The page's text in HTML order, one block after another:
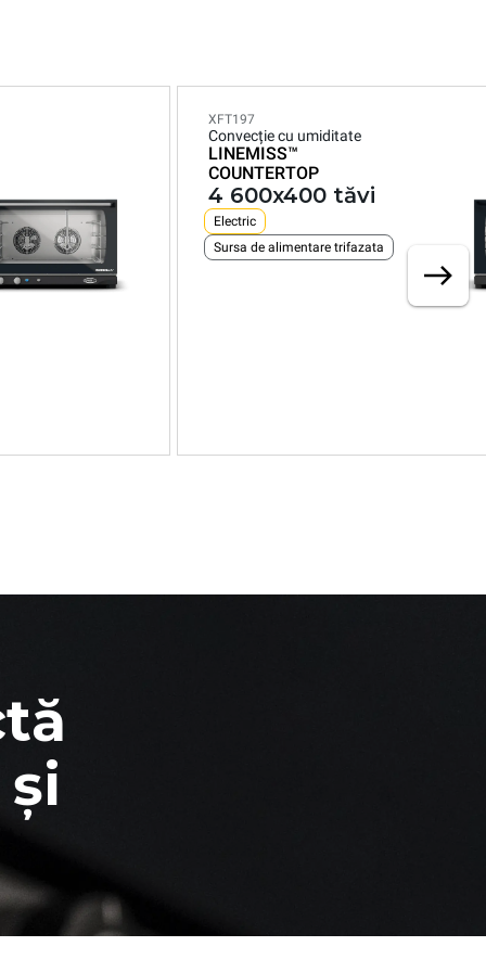
XFT197
Convecție cu umiditate
LINEMISS™
COUNTERTOP
4 600x400 tăvi
Electric
Sursa de alimentare trifazata